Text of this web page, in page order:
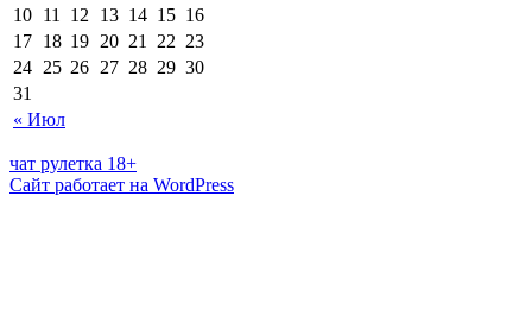
« Июл
10 11 12 13 14 15 16
17 18 19 20 21 22 23
24 25 26 27 28 29 30
31
чат рулетка 18+
Сайт работает на WordPress